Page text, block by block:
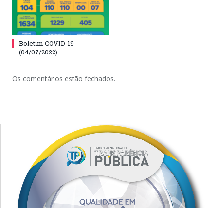
Boletim COVID-19
(04/07/2022)
Os comentários estão fechados.